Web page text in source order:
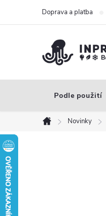
Doprava a platba
Podle použití
Domů
Novinky